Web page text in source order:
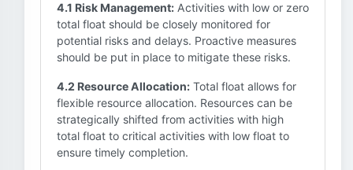
4.1 Risk Management: Activities with low or zero
total float should be closely monitored for
potential risks and delays. Proactive measures
should be put in place to mitigate these risks.
4.2 Resource Allocation: Total float allows for
flexible resource allocation. Resources can be
strategically shifted from activities with high
total float to critical activities with low float to
ensure timely completion.